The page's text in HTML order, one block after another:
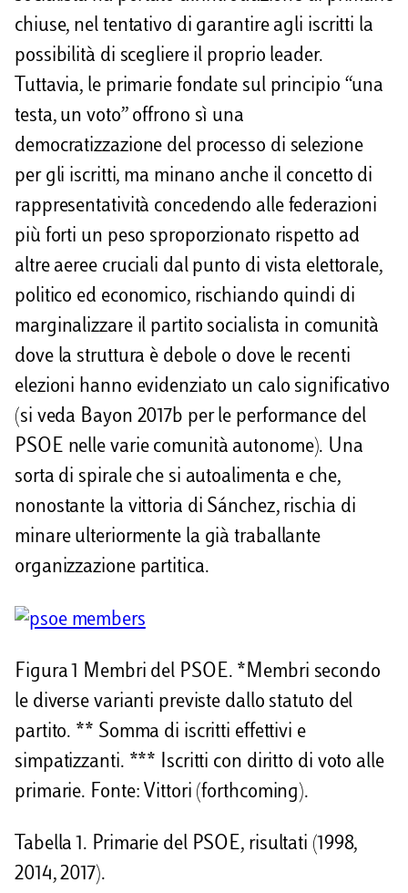
chiuse, nel tentativo di garantire agli iscritti la
possibilità di scegliere il proprio leader.
Tuttavia, le primarie fondate sul principio “una
testa, un voto” offrono sì una
democratizzazione del processo di selezione
per gli iscritti, ma minano anche il concetto di
rappresentatività concedendo alle federazioni
più forti un peso sproporzionato rispetto ad
altre aeree cruciali dal punto di vista elettorale,
politico ed economico, rischiando quindi di
marginalizzare il partito socialista in comunità
dove la struttura è debole o dove le recenti
elezioni hanno evidenziato un calo significativo
(si veda Bayon 2017b per le performance del
PSOE nelle varie comunità autonome). Una
sorta di spirale che si autoalimenta e che,
nonostante la vittoria di Sánchez, rischia di
minare ulteriormente la già traballante
organizzazione partitica.
Figura 1 Membri del PSOE. *Membri secondo
le diverse varianti previste dallo statuto del
partito. ** Somma di iscritti effettivi e
simpatizzanti. *** Iscritti con diritto di voto alle
primarie. Fonte: Vittori (forthcoming).
Tabella 1. Primarie del PSOE, risultati (1998,
2014, 2017).